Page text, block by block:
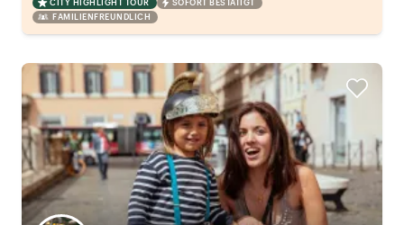
FAMILIENFREUNDLICH